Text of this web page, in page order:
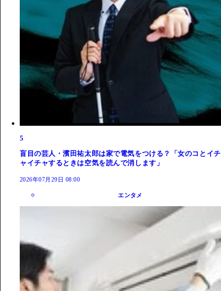
5
盲目の芸人・濱田祐太郎は家で電気をつける？「女のコとイチ
ャイチャするときは空気を読んで消します」
2026年07月29日 08:00
エンタメ